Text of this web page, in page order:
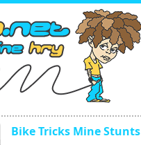
Bike Tricks Mine Stunts